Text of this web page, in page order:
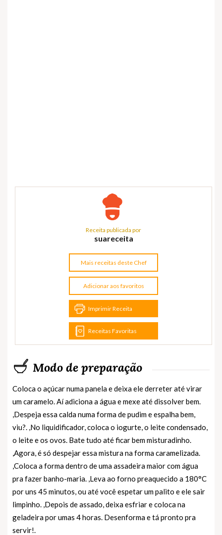
Receita publicada por
suareceita
Mais receitas deste Chef
Adicionar aos favoritos
Imprimir Receita
Receitas Favoritas
Modo de preparação
Coloca o açúcar numa panela e deixa ele derreter até virar
um caramelo. Aí adiciona a água e mexe até dissolver bem.
,Despeja essa calda numa forma de pudim e espalha bem,
viu?. ,No liquidificador, coloca o iogurte, o leite condensado,
o leite e os ovos. Bate tudo até ficar bem misturadinho.
,Agora, é só despejar essa mistura na forma caramelizada.
,Coloca a forma dentro de uma assadeira maior com água
pra fazer banho-maria. ,Leva ao forno preaquecido a 180°C
por uns 45 minutos, ou até você espetar um palito e ele sair
limpinho. ,Depois de assado, deixa esfriar e coloca na
geladeira por umas 4 horas. Desenforma e tá pronto pra
servir!.